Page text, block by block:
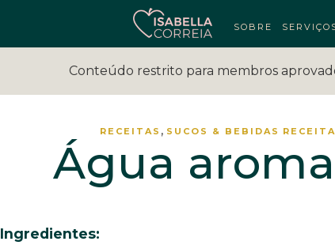
SOBRE
Conteúdo restrito para membros
RECEITAS , SUCOS & BEBIDAS
Água
Ingredientes: